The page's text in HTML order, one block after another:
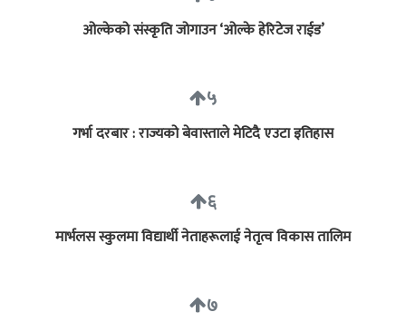
ओल्केको संस्कृति जोगाउन ‘ओल्के हेरिटेज राईड’
५
गर्भा दरबार : राज्यको बेवास्ताले मेटिदै एउटा इतिहास
६
मार्भलस स्कुलमा विद्यार्थी नेताहरूलाई नेतृत्व विकास तालिम
७